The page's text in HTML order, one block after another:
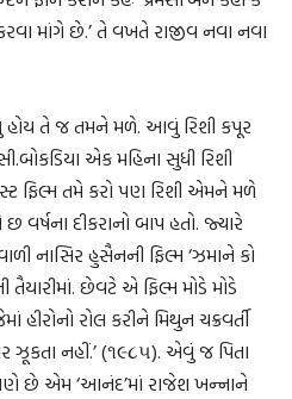
માંગે છે.’ તે વખતે રાજીવ નવા નવા
હોય તે જ તમને મળે. આવું રિશી કપૂર
એક મહિના સુધી રિશી
ફિલ્મ તમે કરો પણ રિશી એમને મળે
વર્ષના દીકરાનો બાપ હતો. જ્યારે
નાસિર હુસૈનની ફિલ્મ ‘ઝમાને કો
તૈયારીમાં. છેવટે એ ફિલ્મ મોડે મોડે
રોલ કરીને મિથુન ચક્રવર્તી
ઝૂકતા નહીં.’ (૧૯૮૫). એવું જ પિતા
છે એમ ‘આનંદ’માં રાજેશ ખન્નાને